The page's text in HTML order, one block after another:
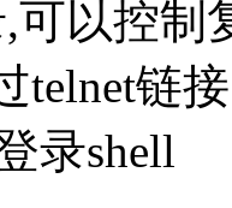
可以控
telnet链
录shell